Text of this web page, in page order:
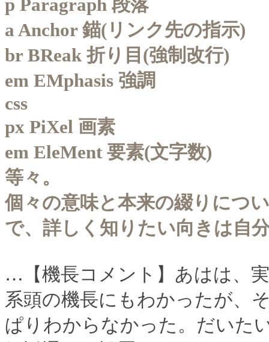
p Paragraph 段落
a Anchor 錨(リンク先の指示)
br BReak 折り目(強制改行)
em EMphasis 強調
css
px PiXel 画素
em EleMent 要素(文字数)
等々。
個々の意味と本来の綴りにつ
で、詳しく知りたい向きは自
…【機長コメント】あはは、
系頭の機長にもわかったが、
ぱりわからなかった。だいた